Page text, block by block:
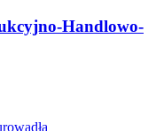
Handlowo-